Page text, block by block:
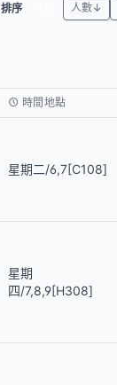
排序 人數↓
時間地點
星期二/6,7[C108]
星期
四/7,8,9[H308]